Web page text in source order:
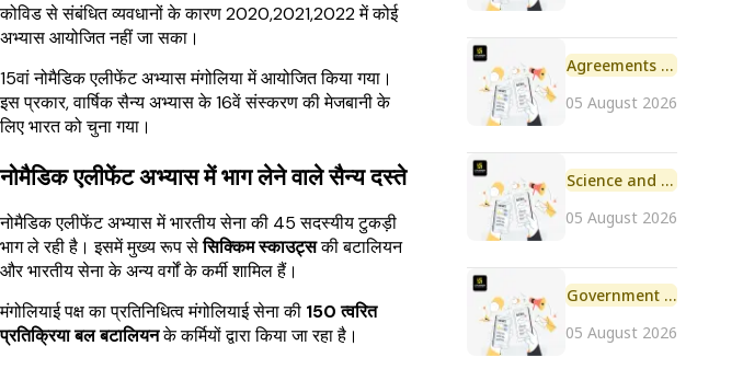
कोविड से संबंधित व्यवधानों के कारण 2020,2021,2022 में कोई
अभ्यास आयोजित नहीं जा सका।
15वां नोमैडिक एलीफेंट अभ्यास मंगोलिया में आयोजित किया गया।
इस प्रकार, वार्षिक सैन्य अभ्यास के 16वें संस्करण की मेजबानी के
लिए भारत को चुना गया।
नोमैडिक एलीफेंट अभ्यास में भाग लेने वाले सैन्य दस्ते
नोमैडिक एलीफेंट अभ्यास में भारतीय सेना की 45 सदस्यीय टुकड़ी
भाग ले रही है। इसमें मुख्य रूप सेसिक्किम स्काउट्सकी बटालियन
और भारतीय सेना के अन्य वर्गों के कर्मी शामिल हैं।
मंगोलियाई पक्ष का प्रतिनिधित्व मंगोलियाई सेना की 150 त्वरित
प्रतिक्रिया बल बटालियनके कर्मियों द्वारा किया जा रहा है।
Agreements and MoU
05 August 2026
Science and Technology
05 August 2026
Government Initiative
05 August 2026